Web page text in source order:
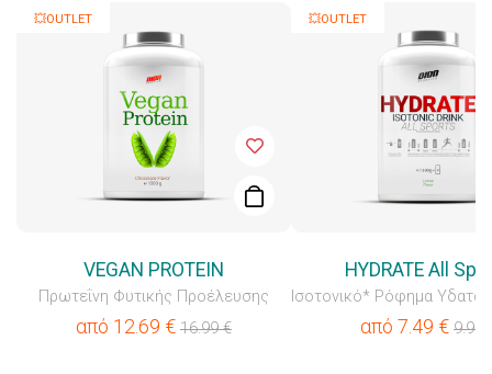
💥OUTLET
VEGAN PROTEIN
Πρωτεΐνη Φυτικής Προέλευσης
από 12.69 € 16.99€
💥OUTLET
HYDRATE All
από 7.49 € 9.99